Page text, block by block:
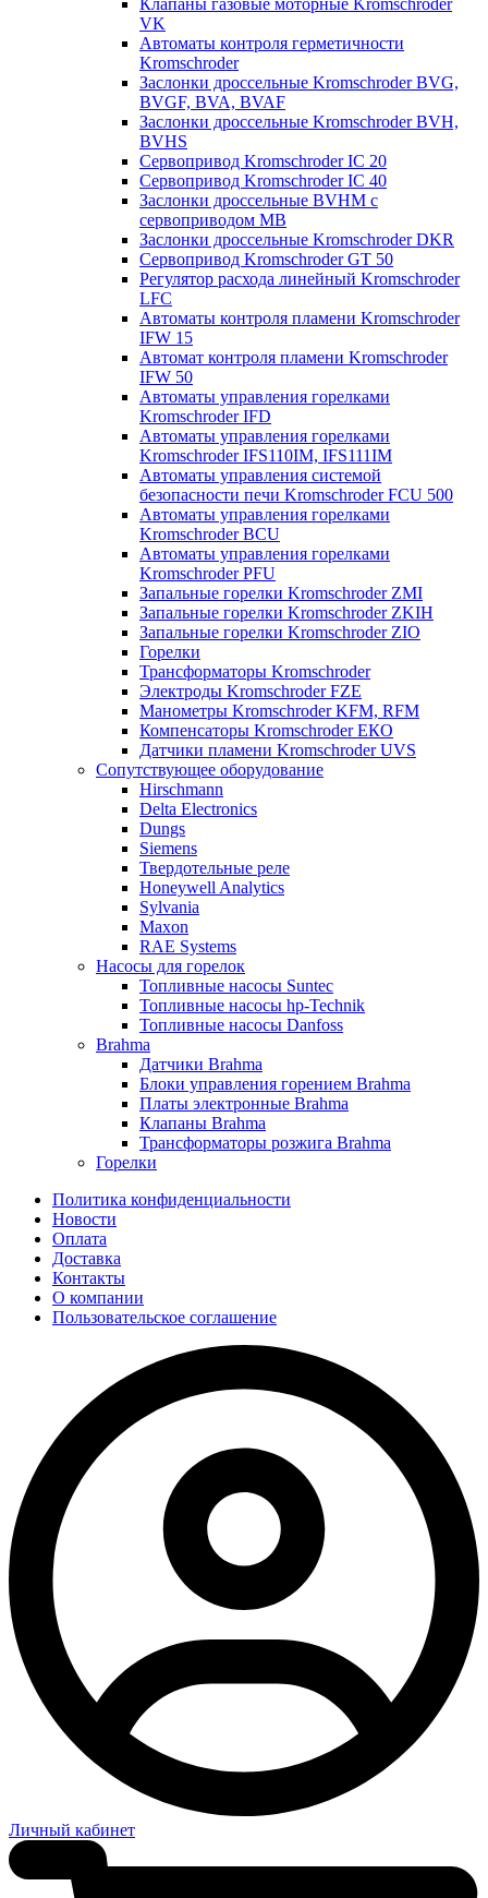
Клапаны газовые моторные Kromschroder
VK
Автоматы контроля герметичности
Kromschroder
Заслонки дроссельные Kromschroder BVG,
BVGF, BVA, BVAF
Заслонки дроссельные Kromschroder BVH,
BVHS
Сервопривод Kromschroder IC 20
Сервопривод Kromschroder IC 40
Заслонки дроссельные BVHM с
сервоприводом МВ
Заслонки дроссельные Kromschroder DKR
Cервопривод Kromschroder GT 50
Регулятор расхода линейный Kromschroder
LFC
Автоматы контроля пламени Kromschroder
IFW 15
Автомат контроля пламени Kromschroder
IFW 50
Автоматы управления горелками
Kromschroder IFD
Автоматы управления горелками
Kromschroder IFS110IM, IFS111IM
Автоматы управления системой
безопасности печи Kromschroder FCU 500
Автоматы управления горелками
Kromschroder BCU
Автоматы управления горелками
Kromschroder PFU
Запальные горелки Kromschroder ZМI
Запальные горелки Kromschroder ZKIH
Запальные горелки Kromschroder ZIO
Горелки
Трансформаторы Kromschroder
Электроды Kromschroder FZE
Манометры Kromschroder KFM, RFM
Компенсаторы Kromschroder ЕКО
Датчики пламени Kromschroder UVS
Сопутствующее оборудование
Hirschmann
Delta Electronics
Dungs
Siemens
Твердотельные реле
Honeywell Analytics
Sylvania
Maxon
RAE Systems
Насосы для горелок
Топливные насосы Suntec
Топливные насосы hp-Technik
Топливные насосы Danfoss
Brahma
Датчики Brahma
Блоки управления горением Brahma
Платы электронные Brahma
Клапаны Brahma
Трансформаторы розжига Brahma
Горелки
Политика конфиденциальности
Новости
Оплата
Доставка
Контакты
О компании
Пользовательское соглашение
Личный кабинет